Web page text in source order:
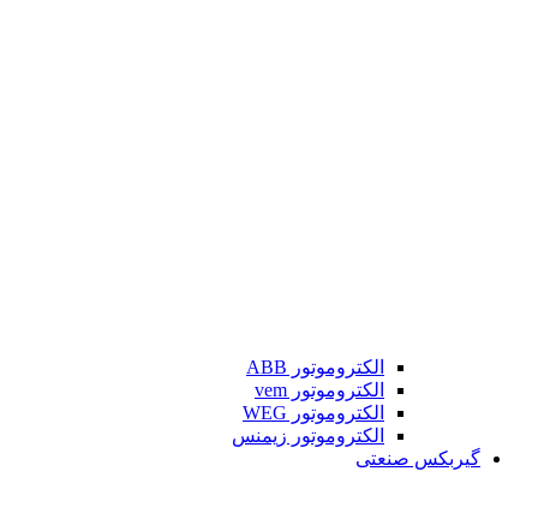
الکتروموتور ABB
الکتروموتور vem
الکتروموتور WEG
الکتروموتور زیمنس
گیربکس صنعتی